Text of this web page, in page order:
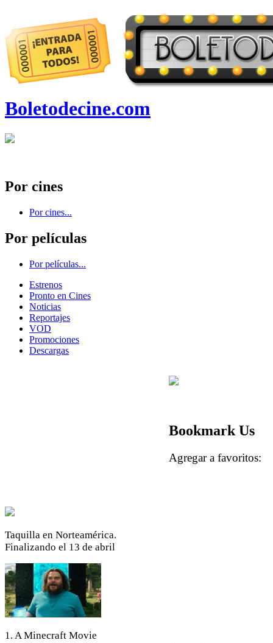
Boletodecine.com
Por cines
Por cines...
Por películas
Por películas...
Estrenos
Pronto en Cines
Noticias
Reportajes
VOD
Promociones
Descargas
Taquilla en Norteamérica.
Finalizando el 13 de abril
1. A Minecraft Movie
Bookmark Us
Agregar a favoritos: